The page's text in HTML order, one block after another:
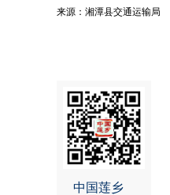
来源：湘潭县交通运输局
中国莲乡